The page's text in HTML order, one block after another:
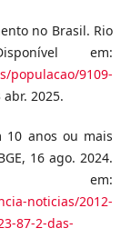
no Brasil. Rio
em:
populacao/9109-
abr. 2025.
10 anos ou mais
16 ago. 2024.
em:
noticias/2012-
87-2-das-